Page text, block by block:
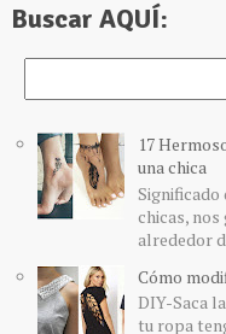
Buscar AQUÍ:
17
una chica
chicas, nos
alrededor
Cómo
DIY-Saca
tu ropa